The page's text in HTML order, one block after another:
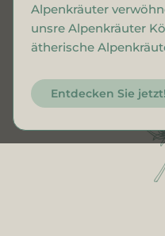
Alpenkräuter
unsre Alpenkräuter
ätherische
Entdecken Sie jetzt!